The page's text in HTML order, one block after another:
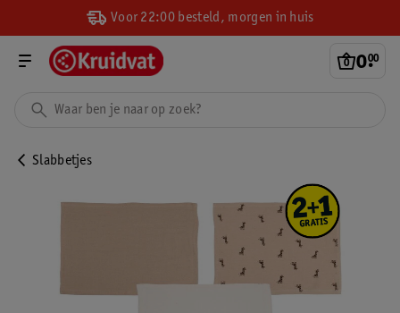
Voor 22:00 besteld, morgen in huis
0.
00
Slabbetjes